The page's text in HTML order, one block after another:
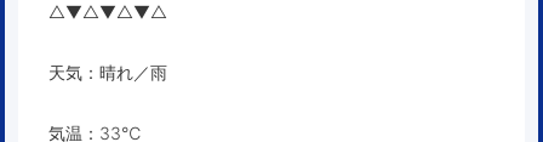
△▼△▼△▼△
天気：晴れ／雨
気温：33℃